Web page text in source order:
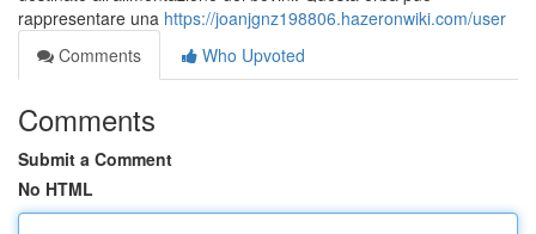
rappresentare una https://joanjgnz198806.hazeronwiki.com/user
Comments
Who Upvoted
Comments
Submit a Comment
No HTML